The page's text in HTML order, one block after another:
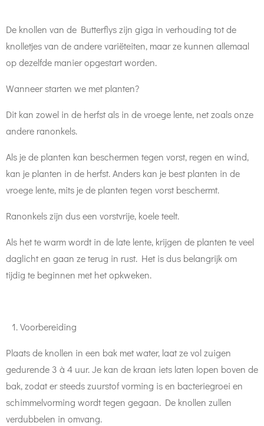
De knollen van de Butterflys zijn giga in verhouding tot de
knolletjes van de andere variëteiten, maar ze kunnen allemaal
op dezelfde manier opgestart worden.
Wanneer starten we met planten?
Dit kan zowel in de herfst als in de vroege lente, net zoals onze
andere ranonkels.
Als je de planten kan beschermen tegen vorst, regen en wind,
kan je planten in de herfst. Anders kan je best planten in de
vroege lente, mits je de planten tegen vorst beschermt.
Ranonkels zijn dus een vorstvrije, koele teelt.
Als het te warm wordt in de late lente, krijgen de planten te veel
daglicht en gaan ze terug in rust. Het is dus belangrijk om
tijdig te beginnen met het opkweken.
Voorbereiding
Plaats de knollen in een bak met water, laat ze vol zuigen
gedurende 3 à 4 uur. Je kan de kraan iets laten lopen boven de
bak, zodat er steeds zuurstof vorming is en bacteriegroei en
schimmelvorming wordt tegen gegaan. De knollen zullen
verdubbelen in omvang.